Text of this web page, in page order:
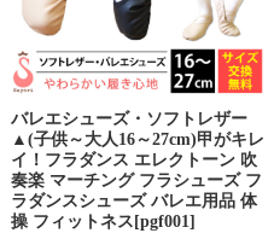
バレエシューズ・ソフトレザー
▲(子供～大人16～27cm)甲がキレ
イ！フラダンス エレクトーン 吹
奏楽 マーチング フラシューズ フ
ラダンスシューズ バレエ用品 体
操 フィットネス[pgf001]